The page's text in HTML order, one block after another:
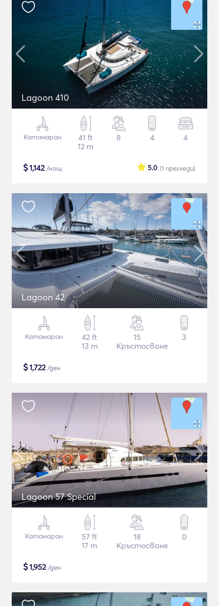
Lagoon 410
Катамаран
41 ft
12 m
8 4 4
$1,142/нощ (1 прегледи)
5.0
Lagoon 42
Катамаран
42 ft
13 m
15
Кръстосване
3
$1,722/ден
Lagoon 57 Special
Катамаран
57 ft
17 m
18
Кръстосване
0
$1,952/ден